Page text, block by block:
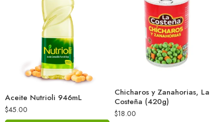
Aceite Nutrioli 946mL
$45.00
Chicharos y Zanahorias, La
Costeña (420g)
$18.00